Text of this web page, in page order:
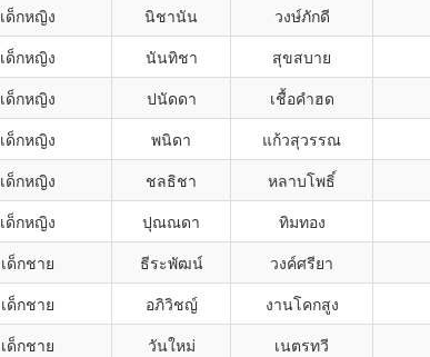
เด็กหญิง นิชานัน วงษ์ภักดี
เด็กหญิง นันทิชา สุขสบาย
เด็กหญิง ปนัดดา เชื้อคำฮด
เด็กหญิง พนิดา แก้วสุวรรณ
เด็กหญิง ชลธิชา หลาบโพธิ์
เด็กหญิง ปุณณดา ทิมทอง
เด็กชาย ธีระพัฒน์ วงค์ศรียา
เด็กชาย อภิวิชญ์ งานโคกสูง
เด็กชาย วันใหม่ เนตรทวี